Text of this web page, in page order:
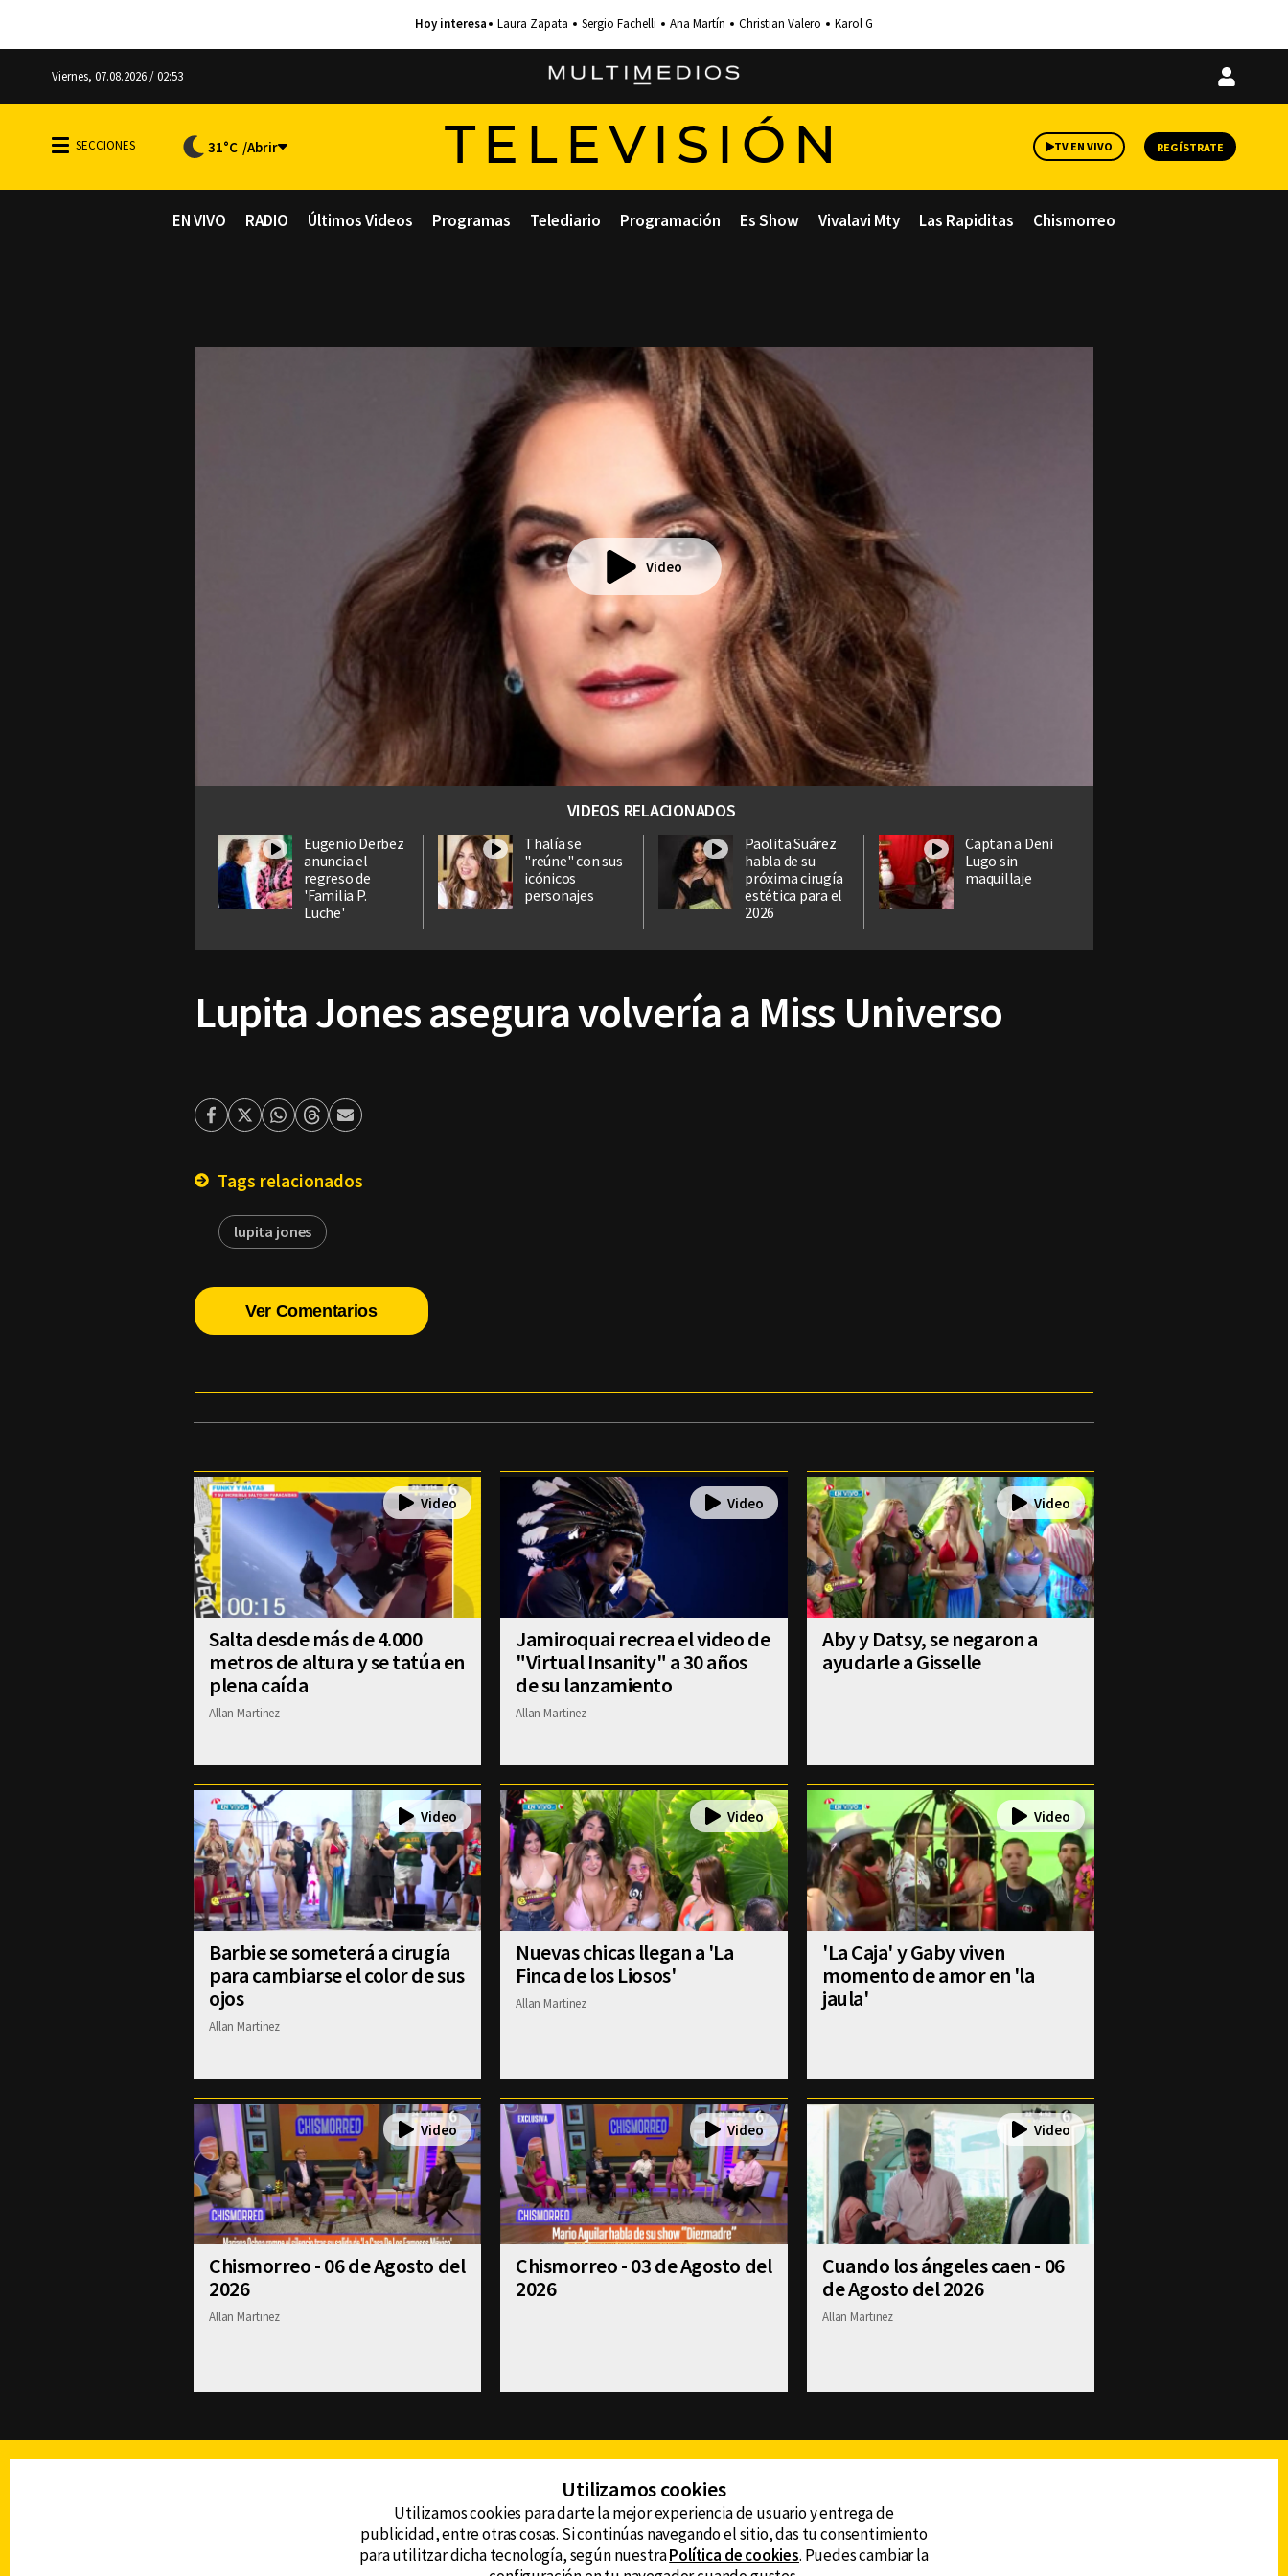
Laura Zapata Sergio Fachelli Ana Martín Christian Valero Karol G
Viernes, 07.08.2026 / 02:53
Iniciar
31°C TELEVISIÓN TV EN VIVO REGÍSTRATE
EN VIVO RADIO Últimos Videos Programas Telediario Programación Es Show Vivalavi Mty Las Rapiditas Chismorreo
Video
VIDEOS RELACIONADOS
Eugenio Derbez
anuncia el
regreso de
'Familia P.
Luche'
Thalía se
"reúne" con sus
icónicos
personajes
Paolita Suárez
habla de su
próxima cirugía
estética para el
2026
Captan a Deni
Lugo sin
maquillaje
Lupita Jones asegura volvería a Miss Universo
Facebook
TwitterWhatsapp
ThreadsEnviar
Tags relacionados
lupita jones
Ver Comentarios
Salta desde más de 4.000
metros de altura y se tatúa en
plena caída
Allan Martinez
Jamiroquai recrea el video de
"Virtual Insanity" a 30 años
de su lanzamiento
Allan Martinez
Aby y Datsy, se negaron a
ayudarle a Gisselle
Barbie se someterá a cirugía
para cambiarse el color de sus
ojos
Allan Martinez
Nuevas chicas llegan a 'La
Finca de los Liosos'
Allan Martinez
'La Caja' y Gaby viven
momento de amor en 'la
jaula'
Chismorreo - 06 de Agosto del
2026
Allan Martinez
Chismorreo - 03 de Agosto del
2026
Cuando los ángeles caen - 06
de Agosto del 2026
Allan Martinez
DERECHOS RESERVADOS © CANAL 6 2026
Prohibida la reproducción total o parcial, incluyendo
CONTACTO
AVISO DE PRIVACIDAD
Utilizamos cookies
Utilizamos cookies para darte la mejor experiencia de usuario y entrega de
publicidad, entre otras cosas. Si continúas navegando el sitio, das tu consentimiento
para utilitzar dicha tecnología, según nuestraPolítica de cookies. Puedes cambiar la